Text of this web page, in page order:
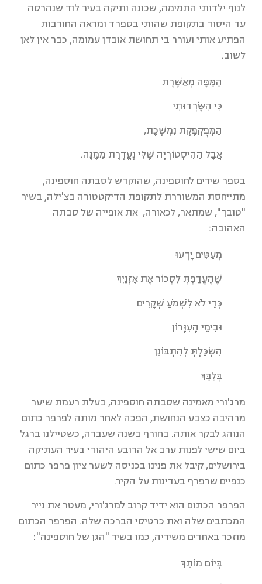
לנוף ילדותי התמימה, שכונה ותיקה בעיר לוד שנהרסה
עד היסוד בתקופת שהותי בספרד ומראה החורבות
הפתיע אותי ועורר בי תחושת אובדן עמומה, כבר אין לאן
לשוב.
הַמַּפָּה מְאַשֶּׁרֶת
כִּי הִשָּׂרְדוּתִי
הַמְּפֻקְפֶּקֶת נִמְשֶׁכֶת,
אֲבָל הַהִיסְטוֹרְיָה שֶׁלִּי נֶעֱדֶרֶת מִמֶּנָּה.
בספר שירים לחוספינה, שהוקדש לסבתה חוספינה,
מתייחסת המשוררת לתקופת הדיקטטורה בצ'ילה, בשיר
"טובך", שמתאר, לכאורה, את אופייה של סבתה
האהובה:
מְעַטִּים יָדְעוּ
שֶׁהֶעֱדַפְתְּ לִסְכוֹר אֶת אָזְנַיִךְ
כְּדֵי לֹא לִשְׁמֹעַ שְׁקָרִים
וּבִימֵי הָעִוָּרוֹן
הִשְׂכַּלְתְּ לְהִתְבּוֹנֵן
בְּלִבֵּךְ
מרג'ורי מאמינה שסבתה חוספינה, בעלת רעמת שיער
מרהיבה כצבע הנחושת, הפכה לאחר מותה לפרפר כתום
הנוהג לבקר אותה. בחורף בשנה שעברה, כשטיילנו ברגל
ביום שישי לפנות ערב אל הרובע היהודי בעיר העתיקה
בירושלים, קיבל את פנינו בכניסה לשער ציון פרפר כתום
כנפיים שרפרף בעדינות על הקיר.
הפרפר הכתום הוא ידיד קרוב למרג'ורי, מעטר את נייר
המכתבים שלה ואת כרטיסי הברכה שלה. הפרפר הכתום
מוזכר באחדים משיריה, כמו בשיר "הגן של חוספינה":
בְּיוֹם מוֹתֵךְ